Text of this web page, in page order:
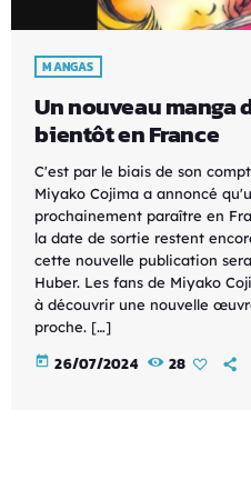
MANGAS
Un nouveau manga
bientôt en France
C'est par le biais de son
Miyako Cojima a annoncé
prochainement paraître en
la date de sortie restent
cette nouvelle publication
Huber. Les fans de Miyako
à découvrir une nouvelle
proche. […]
today 26/07/2024 28